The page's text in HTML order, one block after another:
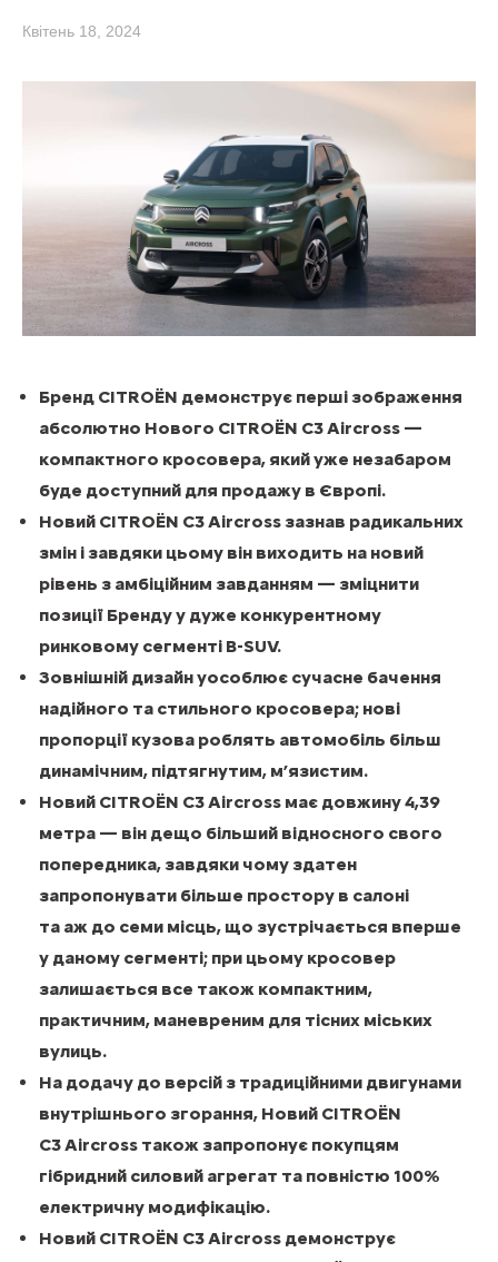
Квітень 18, 2024
Бренд CITROЁN демонструє перші зображення
абсолютно Нового CITROЁN C3 Aircross —
компактного кросовера, який уже незабаром
буде доступний для продажу в Європі.
Новий CITROЁN C3 Aircross зазнав радикальних
змін і завдяки цьому він виходить на новий
рівень з амбіційним завданням — зміцнити
позиції Бренду у дуже конкурентному
ринковому сегменті B-SUV.
Зовнішній дизайн уособлює сучасне бачення
надійного та стильного кросовера; нові
пропорції кузова роблять автомобіль більш
динамічним, підтягнутим, м’язистим.
Новий CITROЁN C3 Aircross має довжину 4,39
метра — він дещо більший відносного свого
попередника, завдяки чому здатен
запропонувати більше простору в салоні
та аж до семи місць, що зустрічається вперше
у даному сегменті; при цьому кросовер
залишається все також компактним,
практичним, маневреним для тісних міських
вулиць.
На додачу до версій з традиційними двигунами
внутрішнього згорання, Новий CITROЁN
C3 Aircross також запропонує покупцям
гібридний силовий агрегат та повністю 100%
електричну модифікацію.
Новий CITROЁN C3 Aircross демонструє